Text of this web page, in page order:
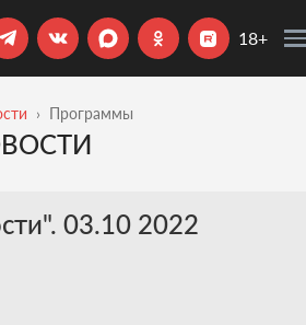
18+
Программы
03.10 2022